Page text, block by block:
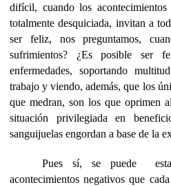
difícil, cuando los
totalmente desquiciada, invitan a
ser feliz, nos preguntamos,
sufrimientos? ¿Es posible ser
enfermedades, soportando
trabajo y viendo, además, que los
que medran, son los que oprimen
situación privilegiada en
sanguijuelas engordan a base de la
Pues sí, se puede
acontecimientos negativos que